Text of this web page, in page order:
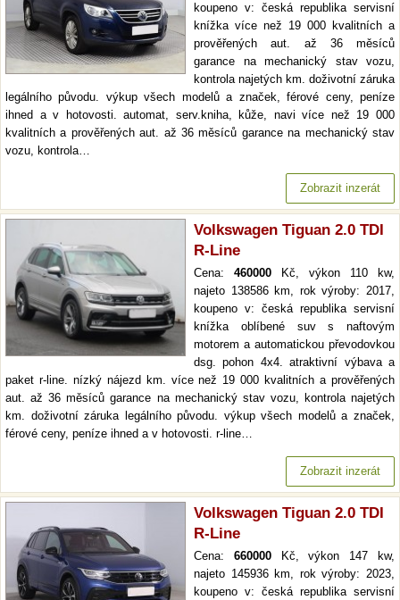
koupeno v: česká republika servisní
knížka více než 19 000 kvalitních a
prověřených aut. až 36 měsíců
garance na mechanický stav vozu,
kontrola najetých km. doživotní záruka
legálního původu. výkup všech modelů a značek, férové ceny, peníze
ihned a v hotovosti. automat, serv.kniha, kůže, navi více než 19 000
kvalitních a prověřených aut. až 36 měsíců garance na mechanický stav
vozu, kontrola…
Zobrazit inzerát
Volkswagen Tiguan 2.0 TDI
R-Line
Cena: 460000 Kč, výkon 110 kw,
najeto 138586 km, rok výroby: 2017,
koupeno v: česká republika servisní
knížka oblíbené suv s naftovým
motorem a automatickou převodovkou
dsg. pohon 4x4. atraktivní výbava a
paket r-line. nízký nájezd km. více než 19 000 kvalitních a prověřených
aut. až 36 měsíců garance na mechanický stav vozu, kontrola najetých
km. doživotní záruka legálního původu. výkup všech modelů a značek,
férové ceny, peníze ihned a v hotovosti. r-line…
Zobrazit inzerát
Volkswagen Tiguan 2.0 TDI
R-Line
Cena: 660000Kč, výkon 147 kw,
najeto 145936 km, rok výroby: 2023,
koupeno v: česká republika servisní